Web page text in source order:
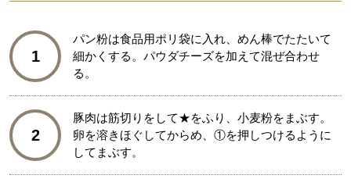
1
パン粉は食品用ポリ袋に入れ、めん棒でたたいて
細かくする。パウダチーズを加えて混ぜ合わせ
る。
2
豚肉は筋切りをして★をふり、小麦粉をまぶす。
卵を溶きほぐしてからめ、①を押しつけるように
してまぶす。